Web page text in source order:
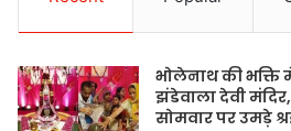
भोलेनाथ की भक्ति
झंडेवाला देवी
सोमवार पर उमड़े